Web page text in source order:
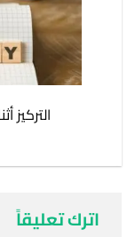
التركيز
اترك تعليقاً